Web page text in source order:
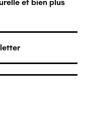
et bien plus